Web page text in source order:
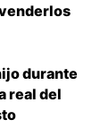
durante
real del